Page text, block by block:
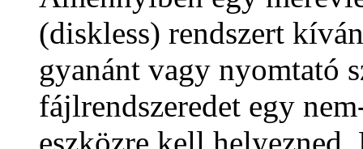
(diskless) rendszert
gyanánt vagy nyomtató
fájlrendszeredet egy